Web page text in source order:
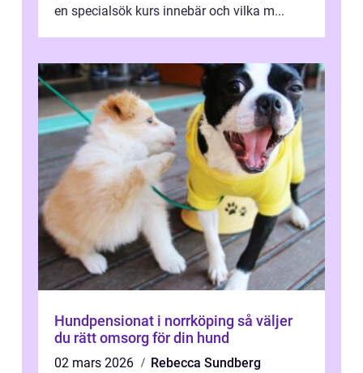
en specialsök kurs innebär och vilka m...
Hundpensionat i norrköping så väljer
du rätt omsorg för din hund
02 mars 2026
Rebecca Sundberg